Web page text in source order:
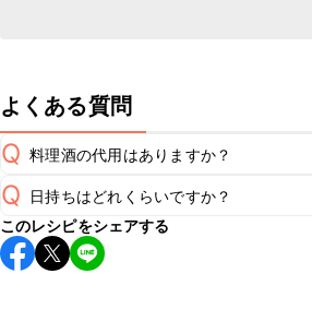
よくある質問
Q 料理酒の代用はありますか？
A
Q 日持ちはどれくらいですか？
保存期間は冷蔵で翌日中が目安です。な
し上がりください。
このレシピをシェアする